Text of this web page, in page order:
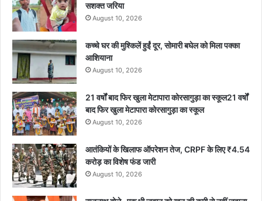
सशक्त जरिया
August 10, 2026
कच्चे घर की मुश्किलें हुईं दूर, सोमारी बघेल को मिला पक्का
आशियाना
August 10, 2026
21 वर्षों बाद फिर खुला मेटापारा कोरसागुड़ा का स्कूल21 वर्षों
बाद फिर खुला मेटापारा कोरसागुड़ा का स्कूल
August 10, 2026
आतंकियों के खिलाफ ऑपरेशन तेज, CRPF के लिए ₹4.54
करोड़ का विशेष फंड जारी
August 10, 2026